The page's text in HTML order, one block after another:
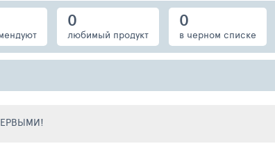
0
любимый продукт
0
в черном списке